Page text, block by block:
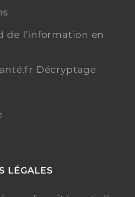
de l’information en
Décryptage
LÉGALES